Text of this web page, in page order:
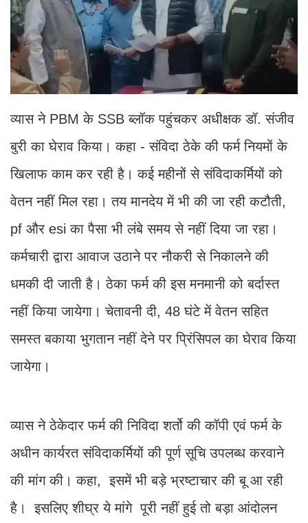
व्यास ने PBM के SSB ब्लॉक पहुंचकर अधीक्षक डॉ. संजीव
बुरी का घेराव किया। कहा - संविदा ठेके की फर्म नियमों के
खिलाफ काम कर रही है। कई महीनों से संविदाकर्मियों को
वेतन नहीं मिल रहा। तय मानदेय में भी की जा रही कटौती,
pf और esi का पैसा भी लंबे समय से नहीं दिया जा रहा।
कर्मचारी द्वारा आवाज उठाने पर नौकरी से निकालने की
धमकी दी जाती है। ठेका फर्म की इस मनमानी को बर्दास्त
नहीं किया जायेगा। चेतावनी दी, 48 घंटे में वेतन सहित
समस्त बकाया भुगतान नहीं देने पर प्रिंसिपल का घेराव किया
जायेगा।
व्यास ने ठेकेदार फर्म की निविदा शर्तो की कॉपी एवं फर्म के
अधीन कार्यरत संविदाकर्मियों की पूर्ण सूचि उपलब्ध करवाने
की मांग की। कहा, इसमें भी बड़े भ्रष्टाचार की बू आ रही
है। इसलिए शीघ्र ये मांगे पूरी नहीं हुई तो बड़ा आंदोलन